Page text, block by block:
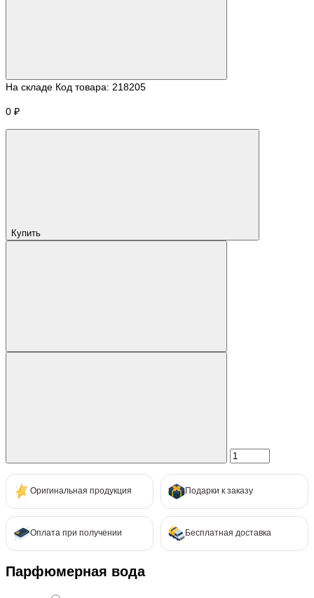
На складе Код товара: 218205
0 ₽
Купить
Оригинальная продукция Подарки к заказу
Оплата при получении Бесплатная доставка
Парфюмерная вода